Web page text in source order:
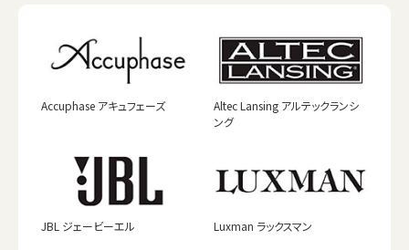
Accuphase アキュフェーズ
Altec Lansing アルテックランシ
ング
JBL ジェービーエル Luxman ラックスマン